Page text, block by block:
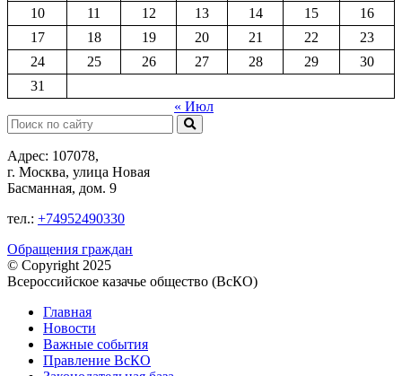
10
11 12 13 14 15
16
17
18 19 20 21 22
23
24
25 26 27 28 29
30
31
« Июл
Поиск:
Адрес: 107078,
г. Москва, улица Новая
Басманная, дом. 9
тел.: +74952490330
Обращения граждан
© Copyright 2025
Всероссийское казачье общество (ВсКО)
Главная
Новости
Важные события
Правление ВсКО